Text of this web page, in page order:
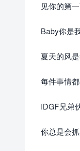
见你的第
Baby你是
夏天的风
每件事情
IDGF兄弟
你总是会